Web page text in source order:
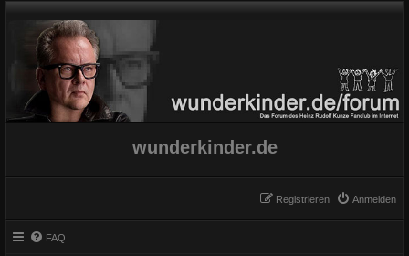
wunderkinder.de
Anmelden
Registrieren
FAQ